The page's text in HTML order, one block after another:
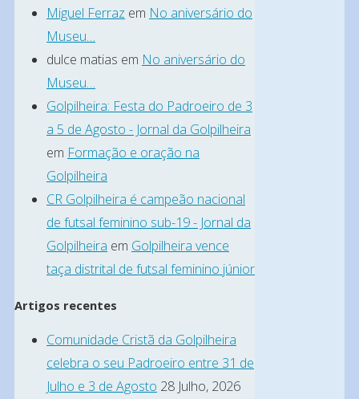
2026
Maio,
A
paróquia
do
Reguengo
do
Fetal
se
para
viver
um
Miguel Ferraz em No aniversário do
Museu…
dulce matias em No aniversário do
Museu…
Golpilheira: Festa do Padroeiro de 3
a 5 de Agosto - Jornal da Golpilheira
em Formação e oração na
Golpilheira
CR Golpilheira é campeão nacional
de futsal feminino sub-19 - Jornal da
Golpilheira em Golpilheira vence
taça distrital de futsal feminino júnior
Artigos recentes
Comunidade Cristã da Golpilheira
celebra o seu Padroeiro entre 31 de
Julho e 3 de Agosto 28 Julho, 2026